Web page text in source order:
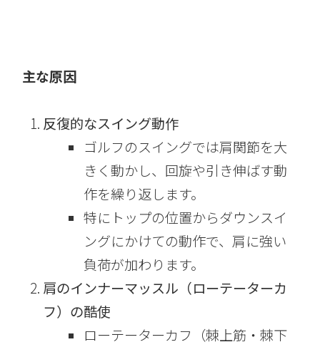
主な原因
反復的なスイング動作
ゴルフのスイングでは肩関節を大
きく動かし、回旋や引き伸ばす動
作を繰り返します。
特にトップの位置からダウンスイ
ングにかけての動作で、肩に強い
負荷が加わります。
肩のインナーマッスル（ローテーターカ
フ）の酷使
ローテーターカフ（棘上筋・棘下